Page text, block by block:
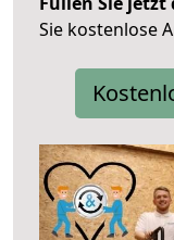
Sie kostenlose